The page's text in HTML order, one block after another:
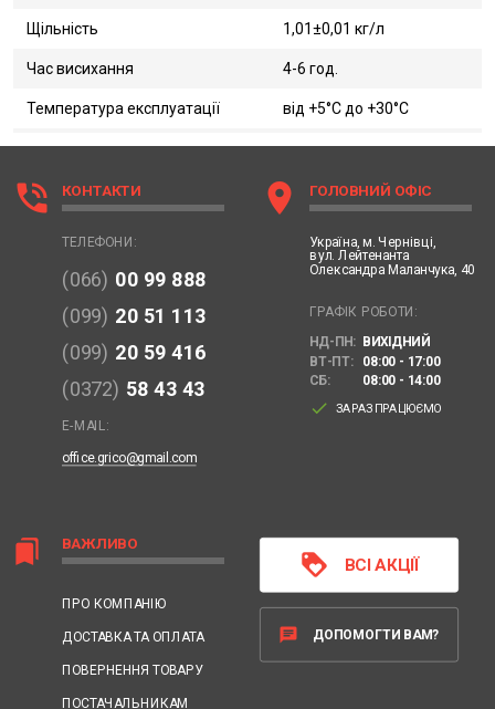
Щільність 1,01±0,01 кг/л
Час висихання 4-6 год.
Температура експлуатації від +5°С до +30°С
bookmarks ВАЖЛИВО
ПРО КОМПАНІЮ
ДОСТАВКА ТА ОПЛАТА
ПОВЕРНЕННЯ ТОВАРУ
ПОСТАЧАЛЬНИКАМ
phone_in_talk КОНТАКТИ
ТЕЛЕФОНИ:
(066) 00 99 888
(099) 20 51 113
(099) 20 59 416
(0372) 58 43 43
E-MAIL:
office.grico@gmail.com
location_on ГОЛОВНИЙ ОФІС
Україна, м. Чернівці,
вул. Лейтенанта
Олександра Маланчука, 40
ГРАФІК РОБОТИ:
НД-ПН: ВИХІДНИЙ
ВТ-ПТ:
08:00 - 17:00
СБ:
08:00 - 14:00
done ЗАРАЗ ПРАЦЮЄМО
loyalty ВСІ АКЦІЇ
chat ДОПОМОГТИ ВАМ?